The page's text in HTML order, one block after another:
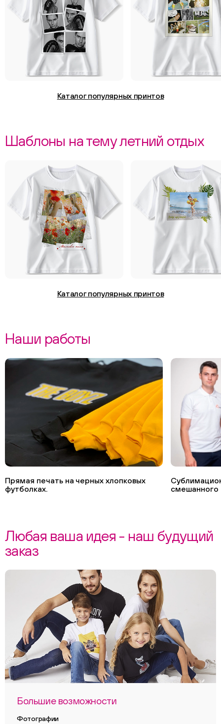
Каталог популярных принтов
Шаблоны на тему летний отдых
Каталог популярных принтов
Наши работы
Прямая печать на черных хлопковых
футболках.
смешанного
Любая ваша идея - наш будущий
заказ
Большие возможности
Фотографии